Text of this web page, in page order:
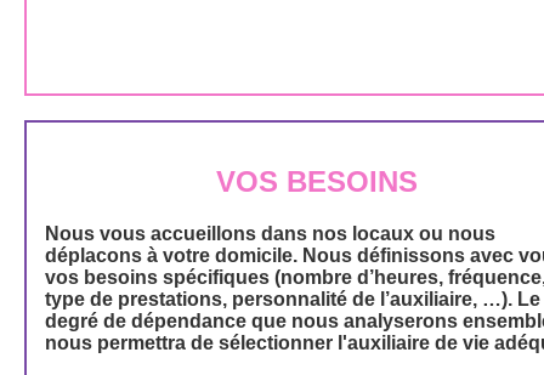
VOS BESOINS
Nous vous accueillons dans nos locaux ou nous
déplacons à votre domicile. Nous définissons avec
vos besoins spécifiques (nombre d’heures,
type de prestations, personnalité de l’auxiliaire, …). Le
degré de dépendance que nous analyserons
nous permettra de sélectionner l'auxiliaire de vie